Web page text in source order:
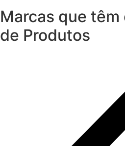
Marcas que têm
de Produtos